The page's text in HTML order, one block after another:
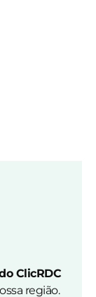
ClicRDC
região.